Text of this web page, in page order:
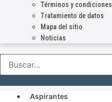
Términos y condiciones
Tratamiento de datos
Mapa del sitio
Noticias
Aspirantes